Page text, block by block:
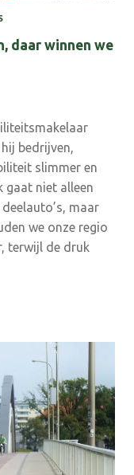
daar winnen we
bedrijven,
slimmer en
gaat niet alleen
maar
we onze regio
terwijl de druk